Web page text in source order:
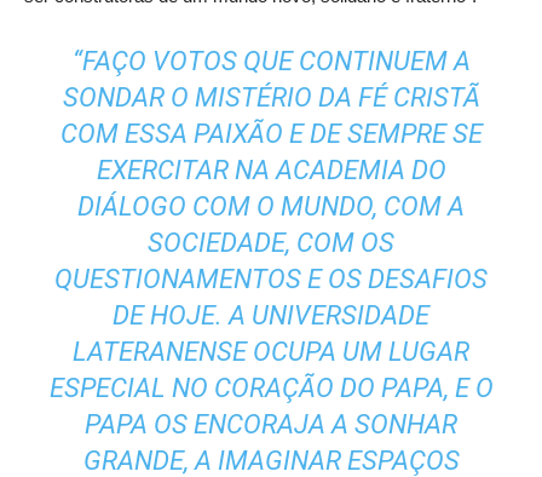
“FAÇO VOTOS QUE CONTINUEM A
SONDAR O MISTÉRIO DA FÉ CRISTÃ
COM ESSA PAIXÃO E DE SEMPRE SE
EXERCITAR NA ACADEMIA DO
DIÁLOGO COM O MUNDO, COM A
SOCIEDADE, COM OS
QUESTIONAMENTOS E OS DESAFIOS
DE HOJE. A UNIVERSIDADE
LATERANENSE OCUPA UM LUGAR
ESPECIAL NO CORAÇÃO DO PAPA, E O
PAPA OS ENCORAJA A SONHAR
GRANDE, A IMAGINAR ESPAÇOS